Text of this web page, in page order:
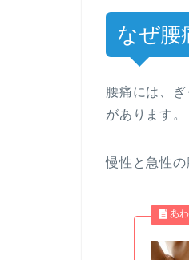
なぜ腰
腰痛には、
があります。
慢性と急性